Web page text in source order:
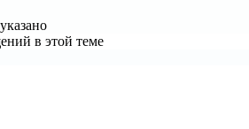
в этой теме